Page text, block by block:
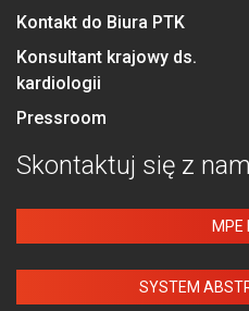
Kontakt do Biura PTK
Konsultant krajowy ds.
kardiologii
Pressroom
Skontaktuj się z
MPE
SYSTEM